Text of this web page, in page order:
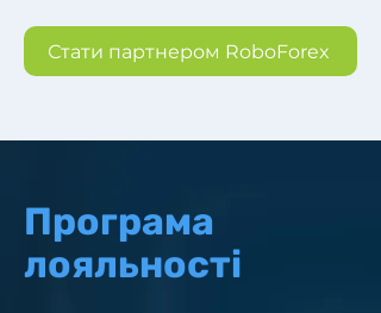
Стати партнером RoboForex
Програма
лояльності